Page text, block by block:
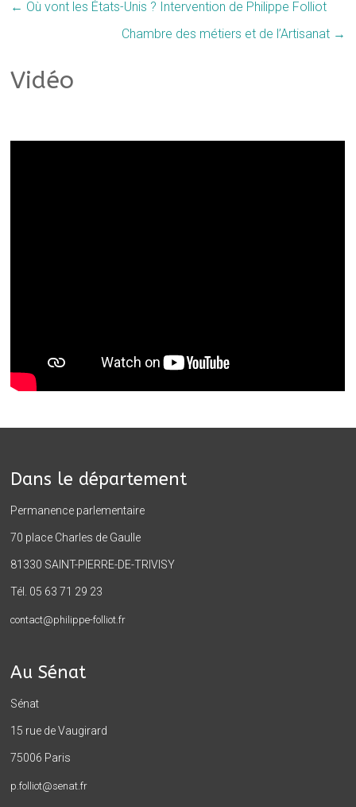
← Où vont les États-Unis ? Intervention de Philippe Folliot
Chambre des métiers et de l’Artisanat →
Vidéo
Dans le département
Permanence parlementaire
70 place Charles de Gaulle
81330 SAINT-PIERRE-DE-TRIVISY
Tél. 05 63 71 29 23
contact@philippe-folliot.fr
Au Sénat
Sénat
15 rue de Vaugirard
75006 Paris
p.folliot@senat.fr